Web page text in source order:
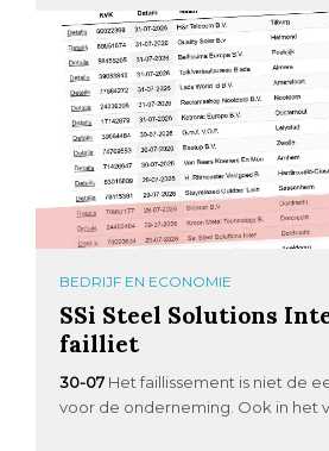
BEDRIJF EN ECONOMIE
SSi Steel Solutions
failliet
30-07 Het faillissement is niet de
voor de onderneming. Ook in het